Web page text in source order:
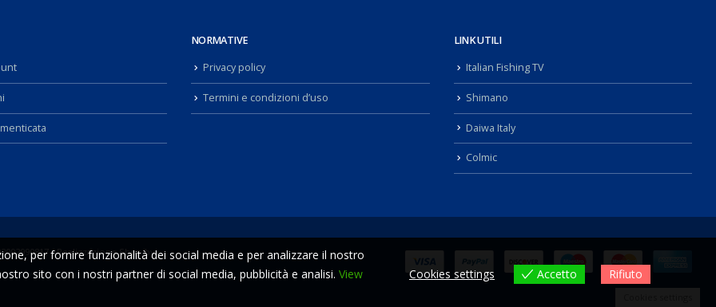
NORMATIVE
Privacy policy
Termini e condizioni d’uso
LINK UTILI
Italian Fishing TV
Shimano
Daiwa Italy
Colmic
- Realizzazione Shop by
per fornire funzionalità dei social media e per analizzare il nostro
sito con i nostri partner di social media, pubblicità e analisi. View
Cookies settings Accetto Rifiuto